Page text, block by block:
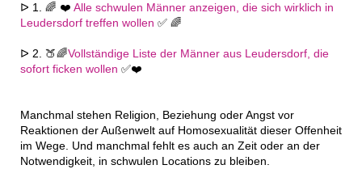
ᐅ 1. 🌈 ❤️ Alle schwulen Männer anzeigen, die sich wirklich in
Leudersdorf treffen wollen ✅ 🌈
ᐅ 2. 🍑🌈Vollständige Liste der Männer aus Leudersdorf, die
sofort ficken wollen ✅❤️
Manchmal stehen Religion, Beziehung oder Angst vor
Reaktionen der Außenwelt auf Homosexualität dieser Offenheit
im Wege. Und manchmal fehlt es auch an Zeit oder an der
Notwendigkeit, in schwulen Locations zu bleiben.